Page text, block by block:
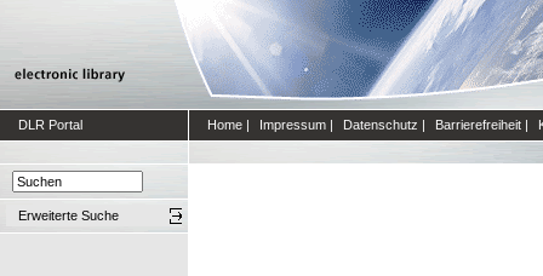
DLR Portal Home | Impressum | Datenschutz | Barrierefreiheit |
Erweiterte Suche